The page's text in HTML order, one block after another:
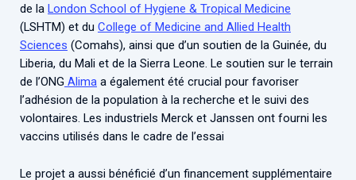
de la London School of Hygiene & Tropical Medicine
(LSHTM) et du College of Medicine and Allied Health
Sciences (Comahs), ainsi que d’un soutien de la Guinée, du
Liberia, du Mali et de la Sierra Leone. Le soutien sur le terrain
de l’ONG Alima a également été crucial pour favoriser
l’adhésion de la population à la recherche et le suivi des
volontaires. Les industriels Merck et Janssen ont fourni les
vaccins utilisés dans le cadre de l’essai
Le projet a aussi bénéficié d’un financement supplémentaire